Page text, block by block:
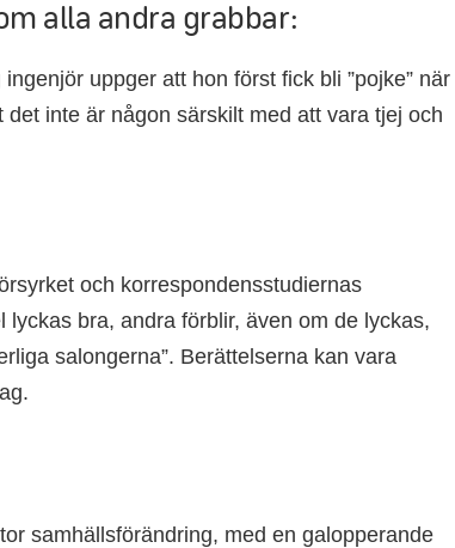
alla andra grabbar:
uppger att hon först fick bli ”pojke” när
inte är någon särskilt med att vara tjej och
och korrespondensstudiernas
bra, andra förblir, även om de lyckas,
salongerna”. Berättelserna kan vara
samhällsförändring, med en galopperande